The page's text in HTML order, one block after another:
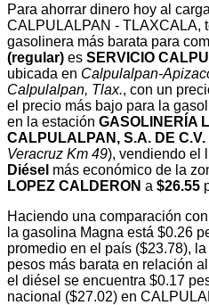
Para ahorrar dinero hoy al
CALPULALPAN - TLAXCALA,
gasolinera más barata para
(regular) es SERVICIO
ubicada en Calpulalpan-
Calpulalpan, Tlax., con un
el precio más bajo para la
en la estación GASOLINERÍA
CALPULALPAN, S.A. DE C.V.
Veracruz Km 49), vendiendo el
Diésel más económico de la
LOPEZ CALDERON a $26.55
Haciendo una comparación
la gasolina Magna está $0.26
promedio en el país ($23.78),
pesos más barata en relación
el diésel se encuentra $0.17
nacional ($27.02) en